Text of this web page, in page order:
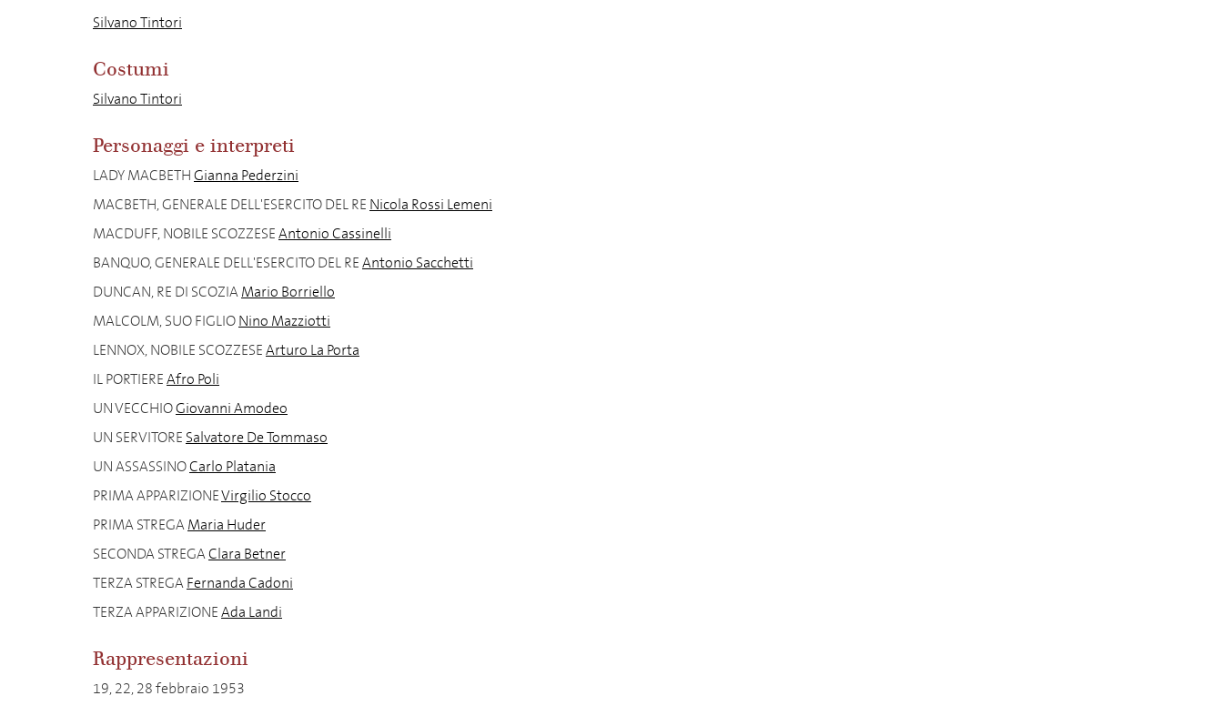
Silvano Tintori
Costumi
Silvano Tintori
Personaggi e interpreti
LADY MACBETHGianna Pederzini
MACBETH, GENERALE DELL'ESERCITO DEL RE Nicola Rossi Lemeni
MACDUFF, NOBILE SCOZZESEAntonio Cassinelli
BANQUO, GENERALE DELL'ESERCITO DEL REAntonio Sacchetti
DUNCAN, RE DI SCOZIAMario Borriello
MALCOLM, SUO FIGLIONino Mazziotti
LENNOX, NOBILE SCOZZESEArturo La Porta
IL PORTIEREAfro Poli
UN VECCHIOGiovanni Amodeo
UN SERVITORE Salvatore De Tommaso
UN ASSASSINOCarlo Platania
PRIMA APPARIZIONEVirgilio Stocco
PRIMA STREGAMaria Huder
SECONDA STREGAClara Betner
TERZA STREGAFernanda Cadoni
TERZA APPARIZIONEAda Landi
Rappresentazioni
19, 22, 28 febbraio 1953